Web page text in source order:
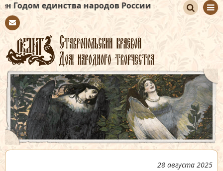
народов России
tact
иск
28 августа 2025